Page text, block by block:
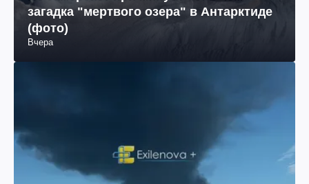
загадка "мертвого озера" в Антарктиде
(фото)
Вчера